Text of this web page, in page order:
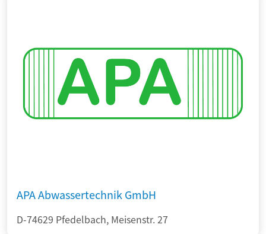
APA Abwassertechnik GmbH
D-74629 Pfedelbach, Meisenstr. 27